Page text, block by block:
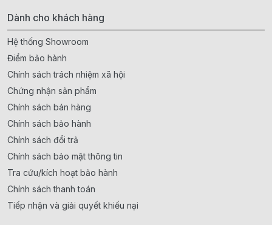
Dành cho khách hàng
Hệ thống Showroom
Điểm bảo hành
Chính sách trách nhiệm xã hội
Chứng nhận sản phẩm
Chính sách bán hàng
Chính sách bảo hành
Chính sách đổi trả
Chính sách bảo mật thông tin
Tra cứu/kích hoạt bảo hành
Chính sách thanh toán
Tiếp nhận và giải quyết khiếu nại